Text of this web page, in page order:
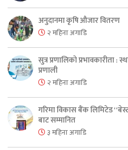
अनुदानमा कृषि औजार वितरण
२ महिना अगाडि
सुत्र प्रणालिको प्रभावकारीता :
प्रणाली
२ महिना अगाडि
गरिमा विकास बैंक लिमिटेड
बाट सम्मानित
३ महिना अगाडि